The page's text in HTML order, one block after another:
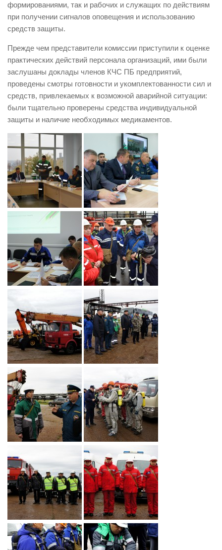
формированиями, так и рабочих и служащих по действиям
при получении сигналов оповещения и использованию
средств защиты.
Прежде чем представители комиссии приступили к оценке
практических действий персонала организаций, ими были
заслушаны доклады членов КЧС ПБ предприятий,
проведены смотры готовности и укомплектованности сил и
средств, привлекаемых к возможной аварийной ситуации:
были тщательно проверены средства индивидуальной
защиты и наличие необходимых медикаментов.